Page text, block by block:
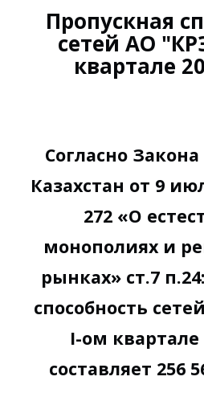
Пропускная
сетей АО
квартале
Согласно
Казахстан от 9
272 «О
монополиях и
рынках» ст.7
способность
I-ом квартале
составляет 256